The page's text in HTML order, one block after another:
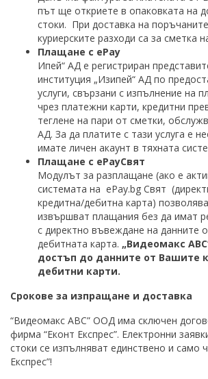
път ще откриете в опаковката на
стоки. При доставка на
куриерските разходи са за сметка
Плащане с еPay
Ипей“ АД e регистриран
институция „Изипей“ АД по
услуги, свързани с изпълнение на
чрез платежни карти, кредитни
теглене на пари от сметки,
АД. За да платите с тази услуга е
имате личен акаунт в тяхната
Плащане с ePayСвят
Модулът за разплащане (ако е
системата на ePay.bg Свят
кредитна/дебитна карта)
извършват плащания без да имат
с директно въвеждане на данните
дебитната карта. „Видеомакс
достъп до данните от Вашите
дебитни карти.
Срокове за изпращане и доставка
“Видеомакс АВС” ООД има сключен
фирма “Еконт Експрес”. Електронни
стоки се изпълняват единствено и само
Експрес”!